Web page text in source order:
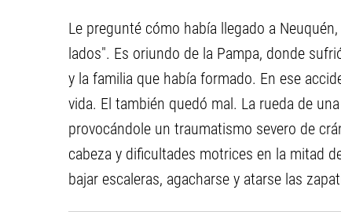
Le pregunté cómo había llegado a
lados". Es oriundo de la Pampa, donde
y la familia que había formado. En ese
vida. El también quedó mal. La rueda de
provocándole un traumatismo severo de
cabeza y dificultades motrices en la mitad
bajar escaleras, agacharse y atarse las